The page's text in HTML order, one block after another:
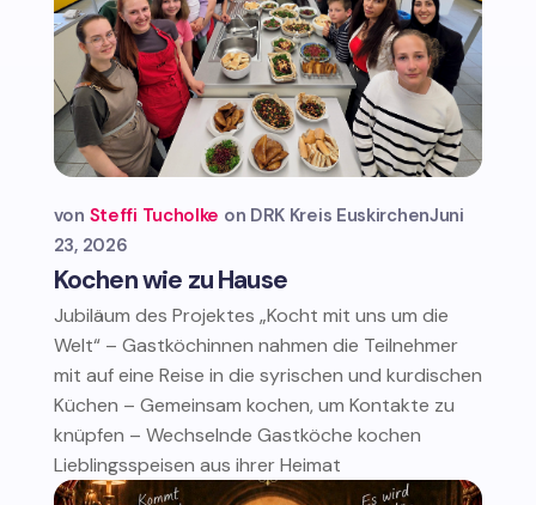
Kochen wie zu Hause
von Steffi Tucholke DRK Kreis EuskirchenJuni
23, 2026
Jubiläum des Projektes „Kocht mit uns um die
Welt“ – Gastköchinnen nahmen die Teilnehmer
mit auf eine Reise in die syrischen und kurdischen
Küchen – Gemeinsam kochen, um Kontakte zu
knüpfen – Wechselnde Gastköche kochen
Lieblingsspeisen aus ihrer Heimat